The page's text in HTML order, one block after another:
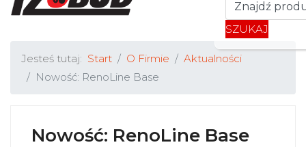
Jesteś tutaj: Start O Firmie
Aktualności
Nowość: RenoLine Base
Nowość: RenoLine Base
SZUKAJ